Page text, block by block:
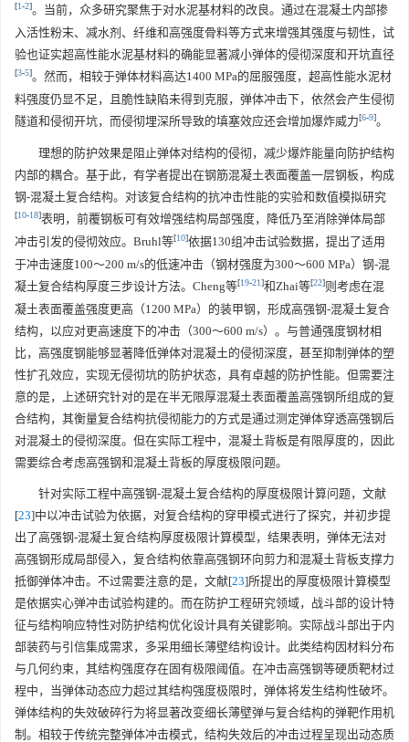
[1-2]。当前，众多研究聚焦于对水泥基材料的改良。通过在混凝土内部掺
入活性粉末、减水剂、纤维和高强度骨料等方式来增强其强度与韧性，试
验也证实超高性能水泥基材料的确能显著减小弹体的侵彻深度和开坑直径
[3-5]。然而，相较于弹体材料高达1400 MPa的屈服强度，超高性能水泥材
料强度仍显不足，且脆性缺陷未得到克服，弹体冲击下，依然会产生侵彻
隧道和侵彻开坑，而侵彻埋深所导致的填塞效应还会增加爆炸威力[6-9]。
理想的防护效果是阻止弹体对结构的侵彻，减少爆炸能量向防护结构
内部的耦合。基于此，有学者提出在钢筋混凝土表面覆盖一层钢板，构成
钢-混凝土复合结构。对该复合结构的抗冲击性能的实验和数值模拟研究
[10-18]表明，前覆钢板可有效增强结构局部强度，降低乃至消除弹体局部
冲击引发的侵彻效应。Bruhl等[10]依据130组冲击试验数据，提出了适用
于冲击速度100～200 m/s的低速冲击（钢材强度为300～600 MPa）钢-混
凝土复合结构厚度三步设计方法。Cheng等[19-21]和Zhai等[22]则考虑在混
凝土表面覆盖强度更高（1200 MPa）的装甲钢，形成高强钢-混凝土复合
结构，以应对更高速度下的冲击（300～600 m/s）。与普通强度钢材相
比，高强度钢能够显著降低弹体对混凝土的侵彻深度，甚至抑制弹体的塑
性扩孔效应，实现无侵彻坑的防护状态，具有卓越的防护性能。但需要注
意的是，上述研究针对的是在半无限厚混凝土表面覆盖高强钢所组成的复
合结构，其衡量复合结构抗侵彻能力的方式是通过测定弹体穿透高强钢后
对混凝土的侵彻深度。但在实际工程中，混凝土背板是有限厚度的，因此
需要综合考虑高强钢和混凝土背板的厚度极限问题。
针对实际工程中高强钢-混凝土复合结构的厚度极限计算问题，文献
[23]中以冲击试验为依据，对复合结构的穿甲模式进行了探究，并初步提
出了高强钢-混凝土复合结构厚度极限计算模型，结果表明，弹体无法对
高强钢形成局部侵入，复合结构依靠高强钢环向剪力和混凝土背板支撑力
抵御弹体冲击。不过需要注意的是，文献[23]所提出的厚度极限计算模型
是依据实心弹冲击试验构建的。而在防护工程研究领域，战斗部的设计特
征与结构响应特性对防护结构优化设计具有关键影响。实际战斗部出于内
部装药与引信集成需求，多采用细长薄壁结构设计。此类结构因材料分布
与几何约束，其结构强度存在固有极限阈值。在冲击高强钢等硬质靶材过
程中，当弹体动态应力超过其结构强度极限时，弹体将发生结构性破坏。
弹体结构的失效破碎行为将显著改变细长薄壁弹与复合结构的弹靶作用机
制。相较于传统完整弹体冲击模式，结构失效后的冲击过程呈现出动态质